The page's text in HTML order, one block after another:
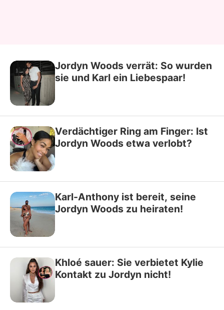
Jordyn Woods verrät: So wurden
sie und Karl ein Liebespaar!
Verdächtiger Ring am Finger: Ist
Jordyn Woods etwa verlobt?
Karl-Anthony ist bereit, seine
Jordyn Woods zu heiraten!
Khloé sauer: Sie verbietet Kylie
Kontakt zu Jordyn nicht!